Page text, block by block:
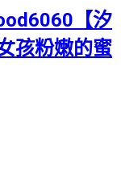
【汐
孩粉嫩的蜜